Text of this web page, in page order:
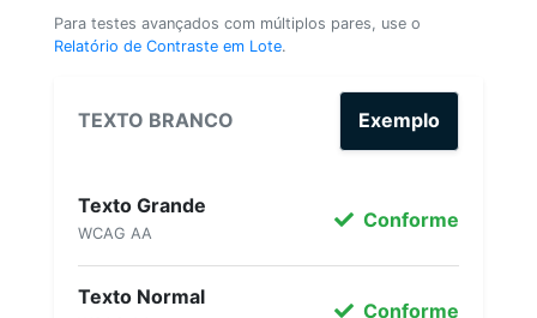
Para testes avançados com múltiplos pares, use o
Relatório de Contraste em Lote.
TEXTO BRANCO Exemplo
Texto Grande
WCAG AA
Conforme
Texto Normal
Conforme